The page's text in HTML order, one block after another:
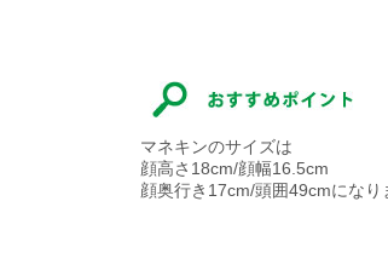
マネキンのサイズは
顔高さ18cm/顔幅16.5cm
顔奥行き17cm/頭囲49cmになり